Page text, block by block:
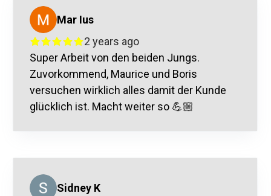
Mar Ius
2 years ago
Super Arbeit von den beiden Jungs.
Zuvorkommend, Maurice und Boris
versuchen wirklich alles damit der Kunde
glücklich ist. Macht weiter so 💪🏼
Sidney K